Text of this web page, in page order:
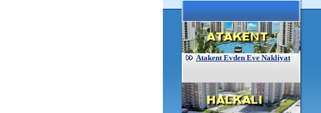
Atakent Evden Eve Nakliyat